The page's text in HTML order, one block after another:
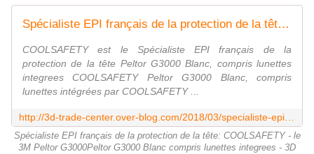
Spécialiste EPI français de la protection de la tête: COOLSAFETY - le 3M Peltor G3000Peltor G3000 Blanc compris lunettes integrees - 3D Trade Center
COOLSAFETY est le Spécialiste EPI français de la
protection de la tête Peltor G3000 Blanc, compris lunettes
integrees COOLSAFETY Peltor G3000 Blanc, compris
lunettes intégrées par COOLSAFETY ...
Spécialiste EPI français de la protection de la tête: COOLSAFETY - le
3M Peltor G3000Peltor G3000 Blanc compris lunettes integrees - 3D